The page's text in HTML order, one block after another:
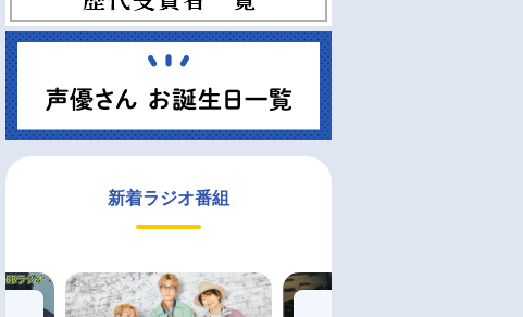
新着ラジオ番組